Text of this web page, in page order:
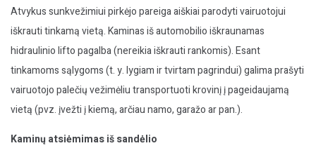
Atvykus sunkvežimiui pirkėjo pareiga aiškiai parodyti vairuotojui
iškrauti tinkamą vietą. Kaminas iš automobilio iškraunamas
hidraulinio lifto pagalba (nereikia iškrauti rankomis). Esant
tinkamoms sąlygoms (t. y. lygiam ir tvirtam pagrindui) galima prašyti
vairuotojo palečių vežimėliu transportuoti krovinį į pageidaujamą
vietą (pvz. įvežti į kiemą, arčiau namo, garažo ar pan.).
Kaminų atsiėmimas iš sandėlio